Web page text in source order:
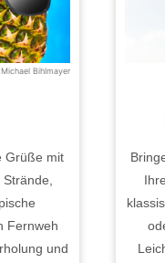
Bihlmayer
Grüße mit
Strände,
Fernweh
und